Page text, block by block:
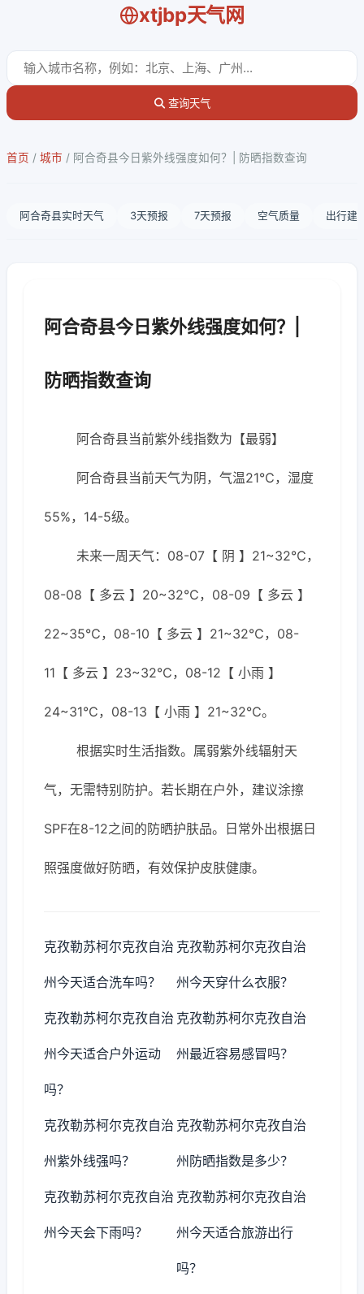
xtjbp天气网
查询天气
首页 / 城市 / 阿合奇县今日紫外线强度如何？| 防晒指数查询
阿合奇县实时天气 3天预报 7天预报 空气质量 出行建
阿合奇县今日紫外线强度如何？|
防晒指数查询
阿合奇县当前紫外线指数为【最弱】
阿合奇县当前天气为阴，气温21℃，湿度
55%，14-5级。
未来一周天气：08-07【 阴 】21~32℃，
08-08【 多云 】20~32℃，08-09【 多云 】
22~35℃，08-10【 多云 】21~32℃，08-
11【 多云 】23~32℃，08-12【 小雨 】
24~31℃，08-13【 小雨 】21~32℃。
根据实时生活指数。属弱紫外线辐射天
气，无需特别防护。若长期在户外，建议涂擦
SPF在8-12之间的防晒护肤品。日常外出根据日
照强度做好防晒，有效保护皮肤健康。
克孜勒苏柯尔克孜自治
州今天适合洗车吗？
克孜勒苏柯尔克孜自治
州今天穿什么衣服？
克孜勒苏柯尔克孜自治
州今天适合户外运动
吗？
克孜勒苏柯尔克孜自治
州最近容易感冒吗？
克孜勒苏柯尔克孜自治
州紫外线强吗？
克孜勒苏柯尔克孜自治
州防晒指数是多少？
克孜勒苏柯尔克孜自治
州今天会下雨吗？
克孜勒苏柯尔克孜自治
州今天适合旅游出行
吗？